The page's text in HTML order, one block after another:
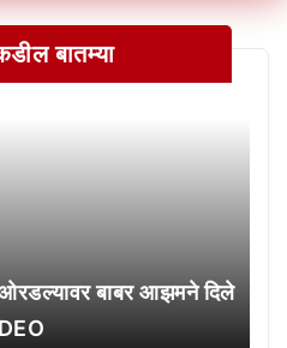
बातम्या
बाबर आझमने दिले